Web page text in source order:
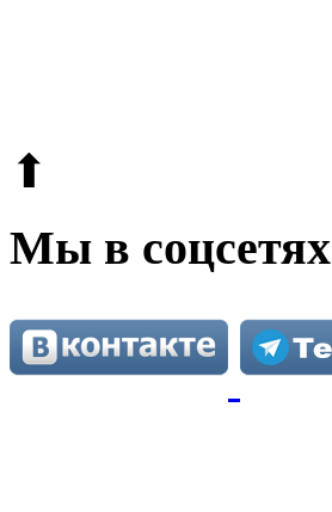
⬆
Мы в соцсетях